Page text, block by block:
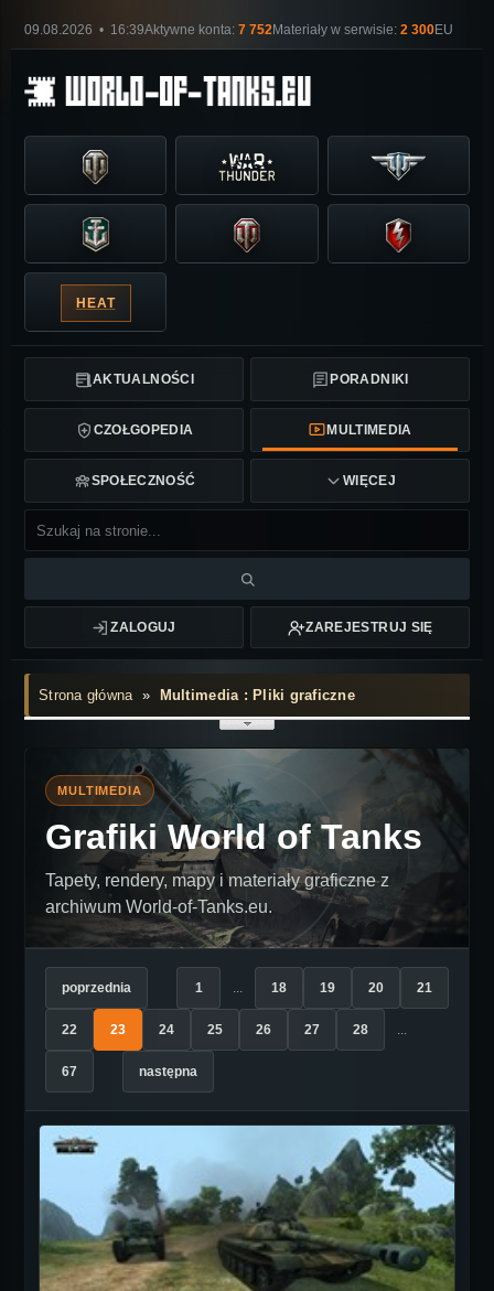
09.08.2026 • 16:39Aktywne konta: 7 752Materiały w serwisie: 2 300EU
HEAT
AKTUALNOŚCI PORADNIKI
CZOŁGOPEDIA MULTIMEDIA
SPOŁECZNOŚĆ WIĘCEJ
ZALOGUJ ZAREJESTRUJ SIĘ
Strona główna» Multimedia : Pliki graficzne
MULTIMEDIA
Grafiki World of Tanks
Tapety, rendery, mapy i materiały graficzne z
archiwum World-of-Tanks.eu.
poprzednia 1 ... 18 19 20 21
22 23 24 25 26 27 28 ...
67 następna